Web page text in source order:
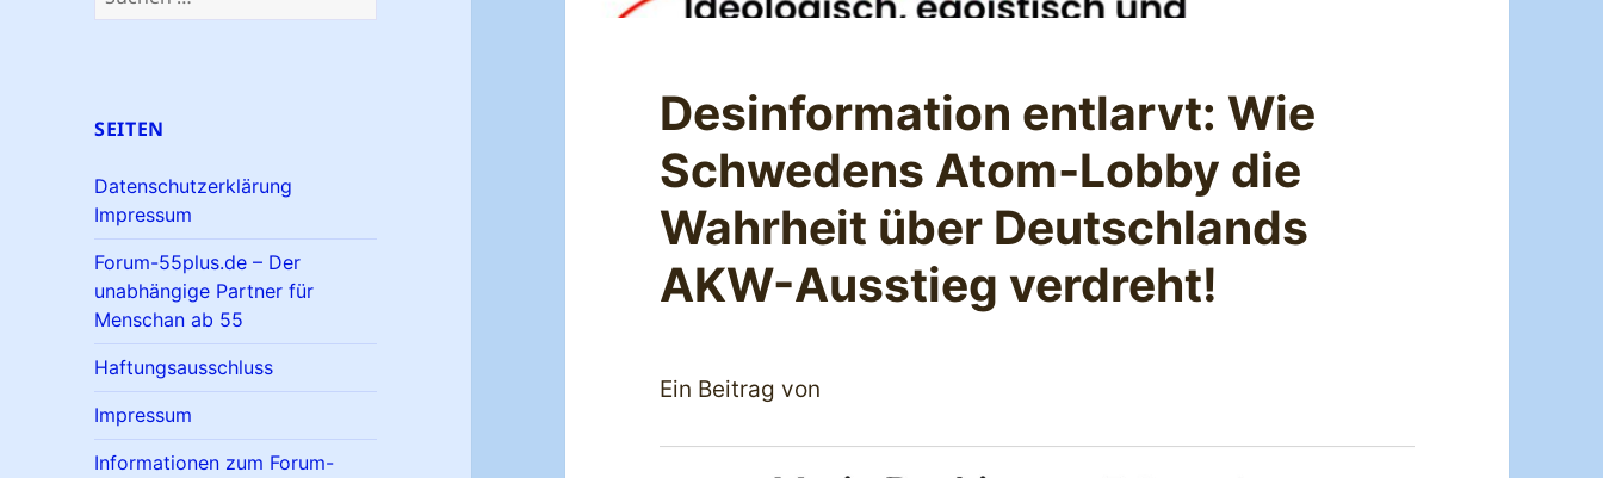
nach:
SEITEN
Datenschutzerklärung
Impressum
Forum-55plus.de – Der
unabhängige Partner für
Menschan ab 55
Haftungsausschluss
Impressum
Informationen zum Forum-
Desinformation entlarvt: Wie
Schwedens Atom-Lobby die
Wahrheit über Deutschlands
AKW-Ausstieg verdreht!
Ein Beitrag von